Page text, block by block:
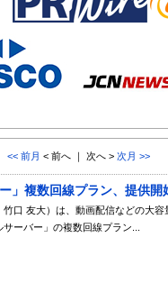
<< 前月 < 前へ ｜ 次へ > 次月 >>
」複数回線プラン、提供開
口 友大）は、動画配信などの大
ーバー」の複数回線プラン...